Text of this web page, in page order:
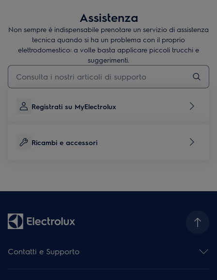
Assistenza
Non sempre è indispensabile prenotare un servizio di assistenza
tecnica quando si ha un problema con il proprio
elettrodomestico: a volte basta applicare piccoli trucchi e
suggerimenti.
Digita per cercare articoli di supporto
Registrati su MyElectrolux
Ricambi e accessori
Contatti e Supporto